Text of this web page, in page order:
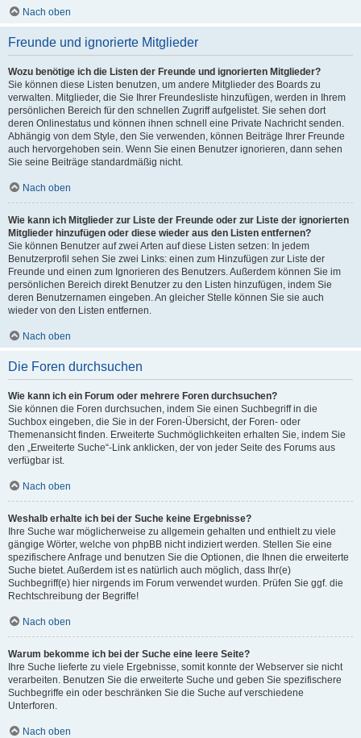
Nach oben
Freunde und ignorierte Mitglieder
Wozu benötige ich die Listen der Freunde und ignorierten Mitglieder?
Sie können diese Listen benutzen, um andere Mitglieder des Boards zu
verwalten. Mitglieder, die Sie Ihrer Freundesliste hinzufügen, werden in Ihrem
persönlichen Bereich für den schnellen Zugriff aufgelistet. Sie sehen dort
deren Onlinestatus und können ihnen schnell eine Private Nachricht senden.
Abhängig von dem Style, den Sie verwenden, können Beiträge Ihrer Freunde
auch hervorgehoben sein. Wenn Sie einen Benutzer ignorieren, dann sehen
Sie seine Beiträge standardmäßig nicht.
Nach oben
Wie kann ich Mitglieder zur Liste der Freunde oder zur Liste der ignorierten
Mitglieder hinzufügen oder diese wieder aus den Listen entfernen?
Sie können Benutzer auf zwei Arten auf diese Listen setzen: In jedem
Benutzerprofil sehen Sie zwei Links: einen zum Hinzufügen zur Liste der
Freunde und einen zum Ignorieren des Benutzers. Außerdem können Sie im
persönlichen Bereich direkt Benutzer zu den Listen hinzufügen, indem Sie
deren Benutzernamen eingeben. An gleicher Stelle können Sie sie auch
wieder von den Listen entfernen.
Nach oben
Die Foren durchsuchen
Wie kann ich ein Forum oder mehrere Foren durchsuchen?
Sie können die Foren durchsuchen, indem Sie einen Suchbegriff in die
Suchbox eingeben, die Sie in der Foren-Übersicht, der Foren- oder
Themenansicht finden. Erweiterte Suchmöglichkeiten erhalten Sie, indem Sie
den „Erweiterte Suche“-Link anklicken, der von jeder Seite des Forums aus
verfügbar ist.
Nach oben
Weshalb erhalte ich bei der Suche keine Ergebnisse?
Ihre Suche war möglicherweise zu allgemein gehalten und enthielt zu viele
gängige Wörter, welche von phpBB nicht indiziert werden. Stellen Sie eine
spezifischere Anfrage und benutzen Sie die Optionen, die Ihnen die erweiterte
Suche bietet. Außerdem ist es natürlich auch möglich, dass Ihr(e)
Suchbegriff(e) hier nirgends im Forum verwendet wurden. Prüfen Sie ggf. die
Rechtschreibung der Begriffe!
Nach oben
Warum bekomme ich bei der Suche eine leere Seite?
Ihre Suche lieferte zu viele Ergebnisse, somit konnte der Webserver sie nicht
verarbeiten. Benutzen Sie die erweiterte Suche und geben Sie spezifischere
Suchbegriffe ein oder beschränken Sie die Suche auf verschiedene
Unterforen.
Nach oben